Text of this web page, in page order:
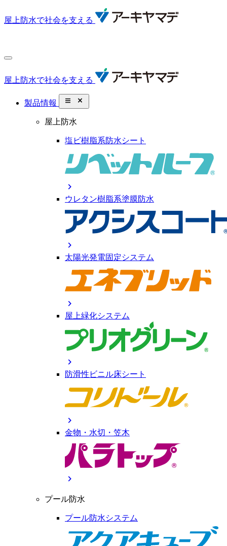
屋上防水で社会を支える
屋上防水で社会を支える
製品情報 close_small
屋上防水
塩ビ樹脂系防水シート
chevron_right
ウレタン樹脂系塗膜防水
chevron_right
太陽光発電固定システム
chevron_right
屋上緑化システム
chevron_right
防滑性ビニル床シート
chevron_right
金物・水切・笠木
chevron_right
プール防水
プール防水システム